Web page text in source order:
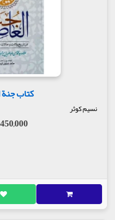
کتاب جنة
نسیم کوثر
450,000 تومان